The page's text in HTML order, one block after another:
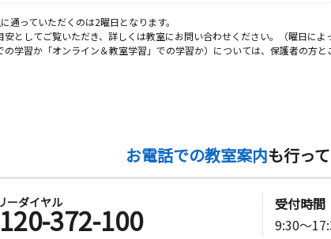
っていただくのは2曜日となります。
としてご覧いただき、詳しくは教室にお問い合わせください。（曜日によ
学習か「オンライン＆教室学習」での学習か）については、保護者の方と
お電話での教室案内も行っ
ーダイヤル372-100
受付時間
9:30～